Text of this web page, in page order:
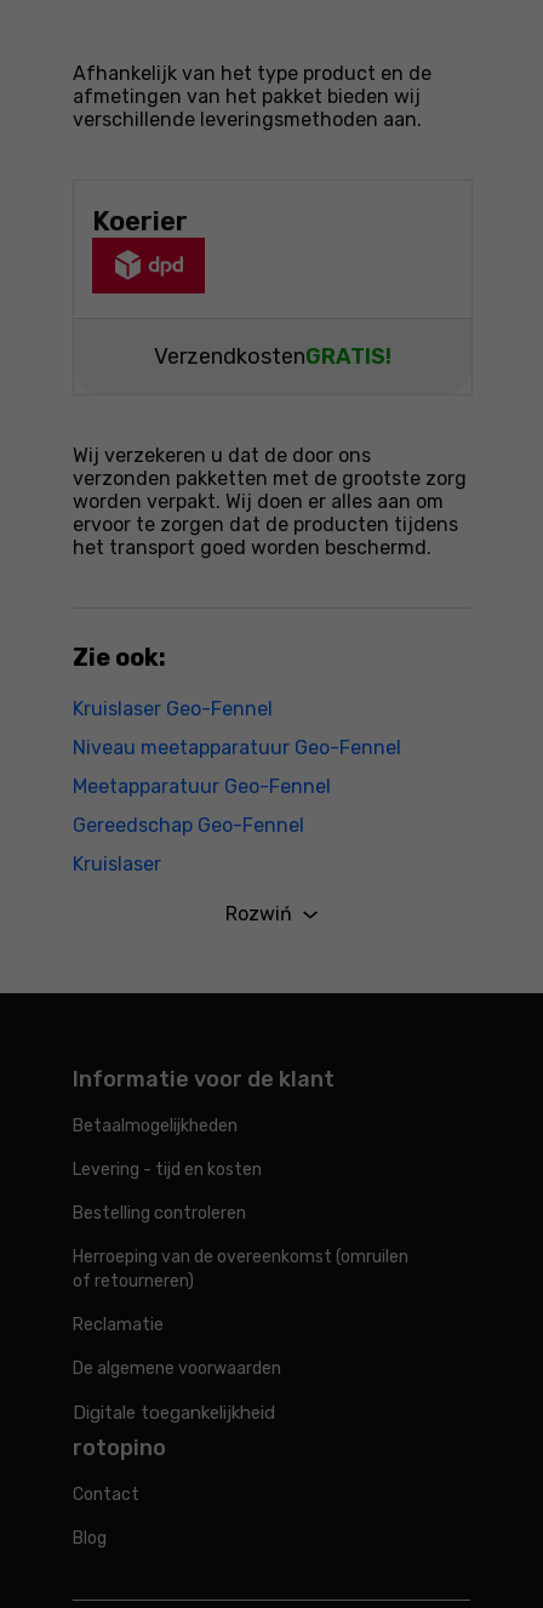
Afhankelijk van het type product en de
afmetingen van het pakket bieden wij
verschillende leveringsmethoden aan.
Koerier
VerzendkostenGRATIS!
Wij verzekeren u dat de door ons
verzonden pakketten met de grootste zorg
worden verpakt. Wij doen er alles aan om
ervoor te zorgen dat de producten tijdens
het transport goed worden beschermd.
Zie ook:
Kruislaser Geo-Fennel
Niveau meetapparatuur Geo-Fennel
Meetapparatuur Geo-Fennel
Gereedschap Geo-Fennel
Kruislaser
Niveau meetapparatuur
Rozwiń
Informatie voor de klant
Betaalmogelijkheden
Levering - tijd en kosten
Bestelling controleren
Herroeping van de overeenkomst (omruilen
of retourneren)
Reclamatie
De algemene voorwaarden
Digitale toegankelijkheid
rotopino
Contact
Blog